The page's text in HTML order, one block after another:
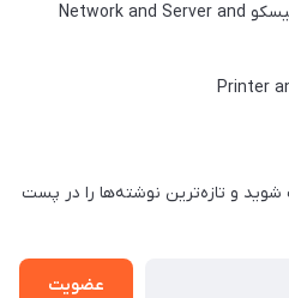
تجهیزات شبکه و سرور و سیسکو Network and Server and
و تازه‌ترین نوشته‌ها را در پست
عضویت